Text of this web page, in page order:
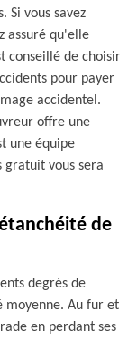
Si vous savez
assuré qu'elle
conseillé de choisir
pour payer
accidentel.
offre une
une équipe
gratuit vous sera
de
degrés de
moyenne. Au fur et
en perdant ses